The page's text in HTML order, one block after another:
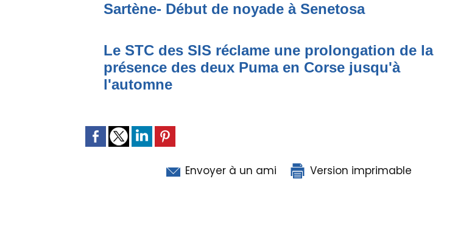
Sartène- Début de noyade à Senetosa
Le STC des SIS réclame une prolongation de la
présence des deux Puma en Corse jusqu'à
l'automne
Envoyer à un ami Version imprimable